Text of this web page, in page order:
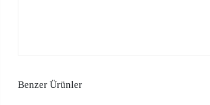
Benzer Ürünler